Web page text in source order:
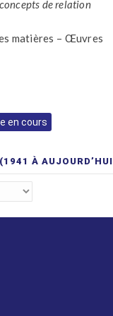
de relation
matières – Œuvres
en cours
À